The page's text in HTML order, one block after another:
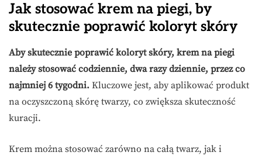
Jak stosować krem na piegi, by
skutecznie poprawić koloryt skóry
Aby skutecznie poprawić koloryt skóry, krem na piegi
należy stosować codziennie, dwa razy dziennie, przez co
najmniej 6 tygodni. Kluczowe jest, aby aplikować produkt
na oczyszczoną skórę twarzy, co zwiększa skuteczność
kuracji.
Krem można stosować zarówno na całą twarz, jak i